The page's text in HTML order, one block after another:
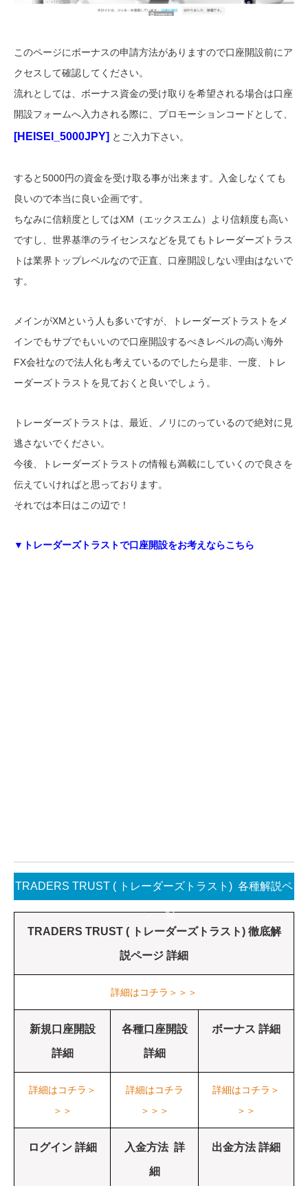
このページにボーナスの申請方法がありますので口座開設前にア
クセスして確認してください。
流れとしては、ボーナス資金の受け取りを希望される場合は口座
開設フォームへ入力される際に、プロモーションコードとして、
[HEISEI_5000JPY] とご入力下さい。
すると5000円の資金を受け取る事が出来ます。入金しなくても
良いので本当に良い企画です。
ちなみに信頼度としてはXM（エックスエム）より信頼度も高い
ですし、世界基準のライセンスなどを見てもトレーダーズトラス
トは業界トップレベルなので正直、口座開設しない理由はないで
す。
メインがXMという人も多いですが、トレーダーズトラストをメ
インでもサブでもいいので口座開設するべきレベルの高い海外
FX会社なので法人化も考えているのでしたら是非、一度、トレ
ーダーズトラストを見ておくと良いでしょう。
トレーダーズトラストは、最近、ノリにのっているので絶対に見
逃さないでください。
今後、トレーダーズトラストの情報も満載にしていくので良さを
伝えていければと思っております。
それでは本日はこの辺で！
▼トレーダーズトラストで口座開設をお考えならこちら
TRADERS TRUST ( トレーダーズトラスト) 各種解説ペ
ージ一覧
TRADERS TRUST ( トレーダーズトラスト) 徹底解
説ページ 詳細
詳細はコチラ＞＞＞
新規口座開設
詳細
各種口座開設
詳細
ボーナス 詳細
詳細はコチラ＞
＞＞
詳細はコチラ
＞＞＞
詳細はコチラ＞
＞＞
ログイン 詳細 入金方法 詳
細
出金方法 詳細